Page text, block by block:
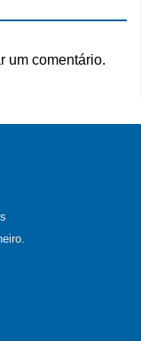
um comentário.